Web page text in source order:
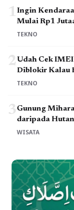
1Ingin
Mulai Rp1
TEKNO
2Udah Cek
Diblokir Kalau
TEKNO
3Gunung
daripada
WISATA